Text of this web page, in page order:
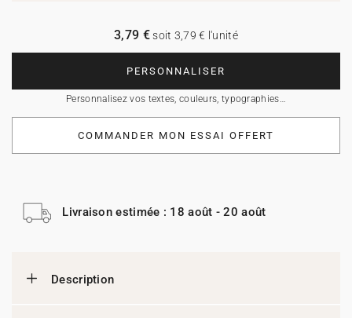
PERSONNALISER
Personnalisez vos textes, couleurs, typographies…
3,79 €soit 3,79 € l'unité
COMMANDER MON ESSAI OFFERT
Livraison estimée : 18 août - 20 août
Description